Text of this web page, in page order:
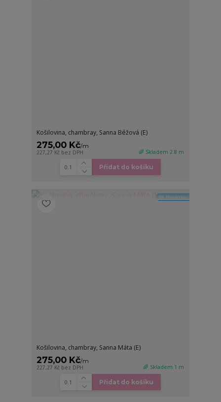
Košilovina, chambray, Sanna Béžová (E)
275,00 Kč/m
227,27 Kč bez DPH 🌈 Skladem 2.8 m
Přidat do košíku
🆕 Novinka
Košilovina, chambray, Sanna Máta (E)
275,00 Kč/m
227,27 Kč bez DPH 🌈 Skladem 1 m
Přidat do košíku